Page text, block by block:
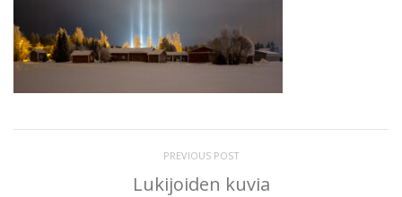
PREVIOUS POST
Lukijoiden kuvia